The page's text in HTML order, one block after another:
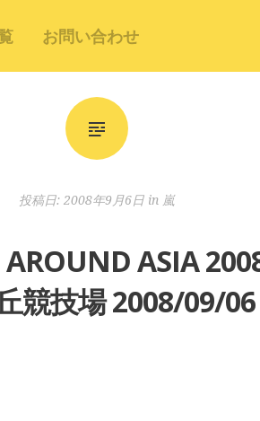
お問い合わせ
投稿日: 2008年9月6日 in 嵐
ASIA
競技場 2008/09/06